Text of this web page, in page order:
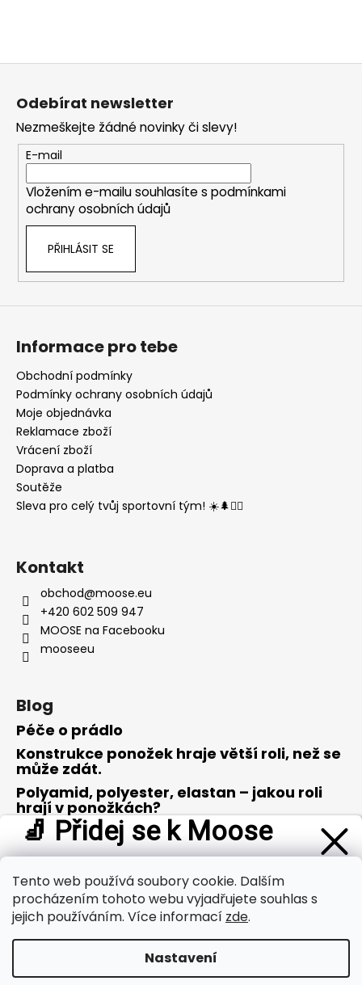
Tento web používá soubory cookie. Dalším
procházením tohoto webu vyjadřujete souhlas s
jejich používáním. Více informací zde.
Nastavení
Z
Odebírat newsletter
Nezmeškejte žádné novinky či slevy!
E-mail
Vložením e-mailu souhlasíte s podmínkami
ochrany osobních údajů
PŘIHLÁSIT SE
Informace pro tebe
Obchodní podmínky
Podmínky ochrany osobních údajů
Moje objednávka
Reklamace zboží
Vrácení zboží
Doprava a platba
Soutěže
Sleva pro celý tvůj sportovní tým! ☀️🌲🏃‍♂️
Kontakt
obchod@moose.eu
+420 602 509 947
MOOSE na Facebooku
mooseeu
Blog
Péče o prádlo
Konstrukce ponožek hraje větší roli, než se
může zdát.
Polyamid, polyester, elastan – jakou roli
hrají v ponožkách?
Merino vlna – opravdu zázrak přírody?
Přijímáme online platby
🧦 Přidej se k Moose
Buď první, kdo se dozví onovinkách a tipech z oblasti
outdooru. A jako poděkování od nás dostaneš
slevu 100 Kč
na svůj první nákup.
Přihlásit se a získat slevu